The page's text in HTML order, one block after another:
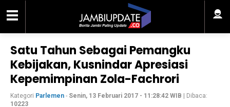
Satu Tahun Sebagai Pemangku
Kebijakan, Kusnindar Apresiasi
Kepemimpinan Zola-Fachrori
Kategori Parlemen - Senin, 13 Februari 2017 - 11:28:42 WIB | Dibaca:
10223